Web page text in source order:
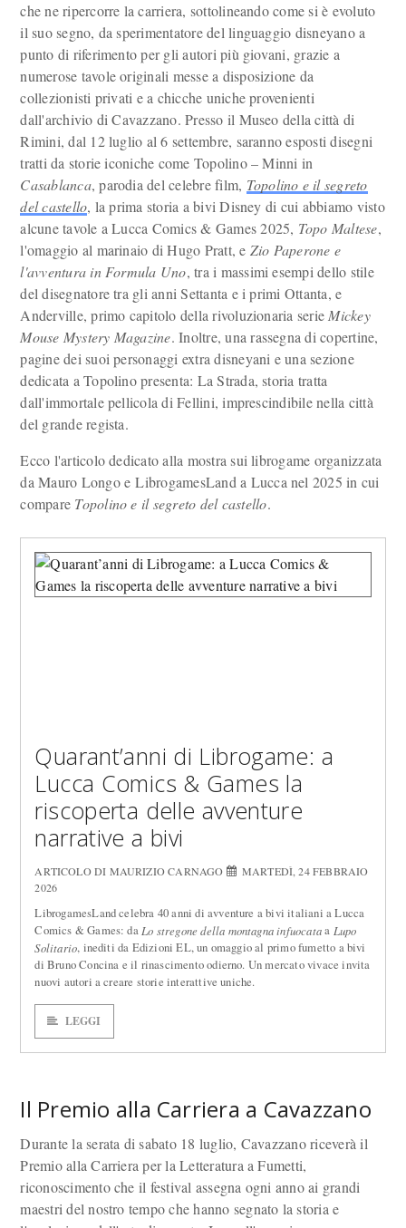
che ne ripercorre la carriera, sottolineando come si è evoluto
il suo segno, da sperimentatore del linguaggio disneyano a
punto di riferimento per gli autori più giovani, grazie a
numerose tavole originali messe a disposizione da
collezionisti privati e a chicche uniche provenienti
dall'archivio di Cavazzano. Presso il Museo della città di
Rimini, dal 12 luglio al 6 settembre, saranno esposti disegni
tratti da storie iconiche come Topolino – Minni in
Casablanca, parodia del celebre film, Topolino e il segreto
del castello, la prima storia a bivi Disney di cui abbiamo visto
alcune tavole a Lucca Comics & Games 2025, Topo Maltese,
l'omaggio al marinaio di Hugo Pratt, e Zio Paperone e
l'avventura in Formula Uno, tra i massimi esempi dello stile
del disegnatore tra gli anni Settanta e i primi Ottanta, e
Anderville, primo capitolo della rivoluzionaria serie Mickey
Mouse Mystery Magazine. Inoltre, una rassegna di copertine,
pagine dei suoi personaggi extra disneyani e una sezione
dedicata a Topolino presenta: La Strada, storia tratta
dall'immortale pellicola di Fellini, imprescindibile nella città
del grande regista.
Ecco l'articolo dedicato alla mostra sui librogame organizzata
da Mauro Longo e LibrogamesLand a Lucca nel 2025 in cui
compare Topolino e il segreto del castello.
Quarant’anni di Librogame: a
Lucca Comics & Games la
riscoperta delle avventure
narrative a bivi
ARTICOLO DI MAURIZIO CARNAGO
MARTEDÌ, 24 FEBBRAIO
2026
LibrogamesLand celebra 40 anni di avventure a bivi italiani a Lucca
Comics & Games: da Lo stregone della montagna infuocataa Lupo
Solitario, inediti da Edizioni EL, un omaggio al primo fumetto a bivi
di Bruno Concina e il rinascimento odierno. Un mercato vivace invita
nuovi autori a creare storie interattive uniche.
LEGGI
Il Premio alla Carriera a Cavazzano
Durante la serata di sabato 18 luglio, Cavazzano riceverà il
Premio alla Carriera per la Letteratura a Fumetti,
riconoscimento che il festival assegna ogni anno ai grandi
maestri del nostro tempo che hanno segnato la storia e